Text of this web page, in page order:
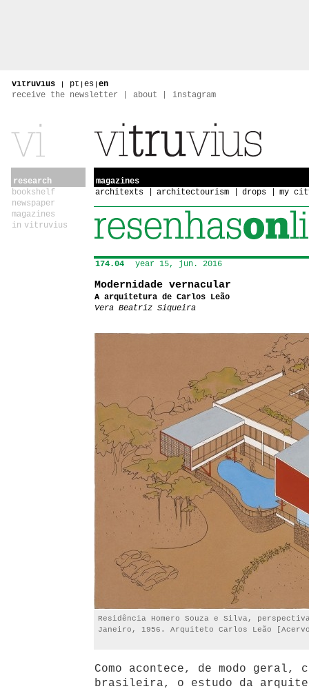
vitruvius | pt | es | en
receive the newsletter
about instagram
research
bookshelf
newspaper
magazines
in vitruvius
magazines
architexts
architectourism drops my
174.04 year 15, jun. 2016
Modernidade vernacular
A arquitetura de Carlos Leão
Vera Beatriz Siqueira
Residência Homero Souza e Silva,
Janeiro, 1956. Arquiteto Carlos Leão [Acervo
Como acontece, de modo geral,
brasileira, o estudo da